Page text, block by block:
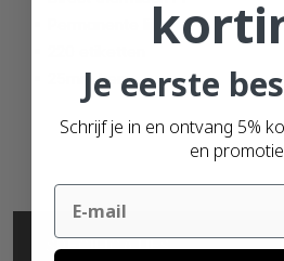
Permanente lijm
25mm kern
SPECIFICATIES
Je eerste
Schrijf je in en ontvang 5%
en
Email